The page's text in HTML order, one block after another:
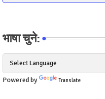
भाषा चुने:
Powered by Translate